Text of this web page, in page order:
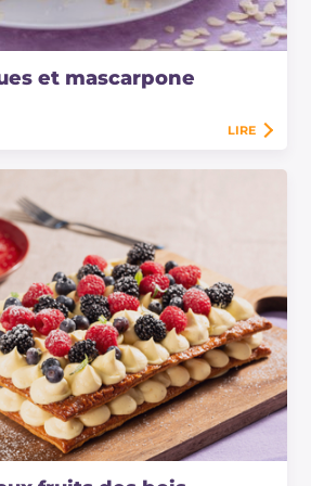
et mascarpone
LIRE